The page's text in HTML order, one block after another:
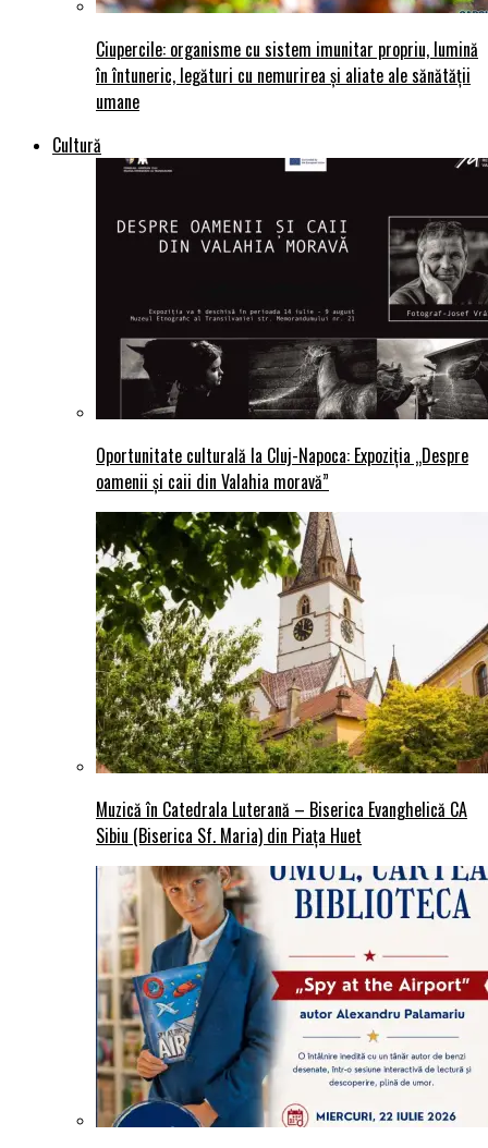
Ciupercile: organisme cu sistem imunitar propriu, lumină
în întuneric, legături cu nemurirea și aliate ale sănătății
umane
Cultură
Oportunitate culturală la Cluj-Napoca: Expoziția „Despre
oamenii și caii din Valahia moravă”
Muzică în Catedrala Luterană – Biserica Evanghelică CA
Sibiu (Biserica Sf. Maria) din Piaţa Huet